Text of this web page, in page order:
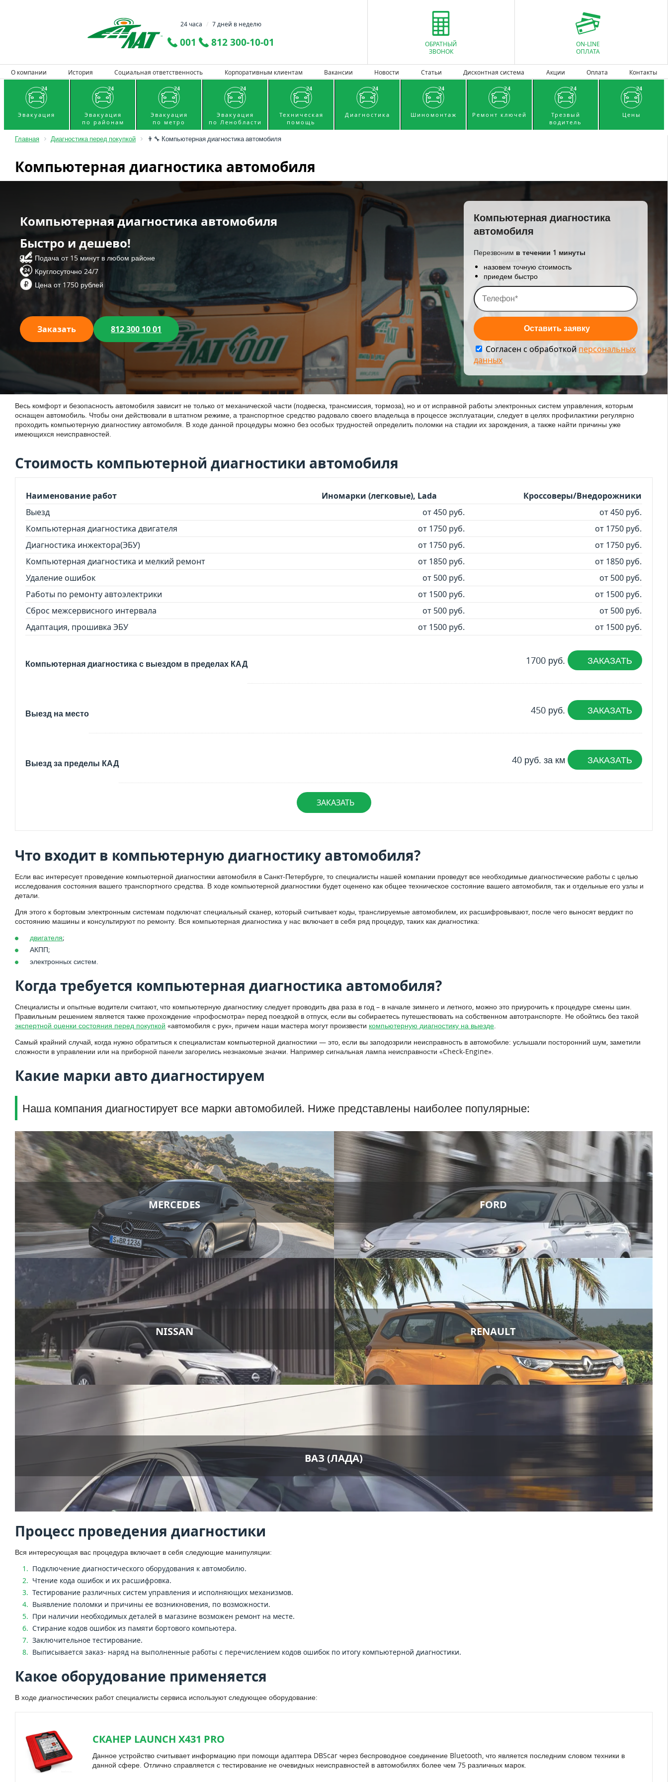
24 часа / 7 дней в неделю
001 812 300-10-01
ОБРАТНЫЙ
ЗВОНОК
ON-LINE
ОПЛАТА
О компании История Социальная ответственность Корпоративным клиентам Вакансии Новости Статьи Дисконтная система Акции Оплата Контакты
Эвакуация
Эвакуация
по районам
Эвакуация
по метро
Эвакуация
по Ленобласти
Техническая
помощь
Диагностика Шиномонтаж Ремонт ключей
Трезвый
водитель
Цены
Главная Диагностика перед покупкой 👨‍🔧 Компьютерная диагностика автомобиля
Компьютерная диагностика автомобиля
Компьютерная диагностика автомобиля
Быстро и дешево!
Подача от 15 минут в любом районе
Круглосуточно 24/7
Цена от 1750 рублей
Заказать 812 300 10 01
Компьютерная диагностика
автомобиля
Перезвоним в течении 1 минуты
назовем точную стоимость
приедем быстро
Согласен с обработкой персональных
данных
Весь комфорт и безопасность автомобиля зависит не только от механической части (подвеска, трансмиссия, тормоза), но и от исправной работы электронных систем управления, которым
оснащен автомобиль. Чтобы они действовали в штатном режиме, а транспортное средство радовало своего владельца в процессе эксплуатации, следует в целях профилактики регулярно
проходить компьютерную диагностику автомобиля. В ходе данной процедуры можно без особых трудностей определить поломки на стадии их зарождения, а также найти причины уже
имеющихся неисправностей.
Стоимость компьютерной диагностики автомобиля
Наименование работ Иномарки (легковые), Lada
Кроссоверы/Внедорожники
Выезд
от 450 руб.
от 450 руб.
Компьютерная диагностика двигателя
от 1750 руб.
от 1750 руб.
Диагностика инжектора(ЭБУ)
от 1750 руб.
от 1750 руб.
Компьютерная диагностика и мелкий ремонт
от 1850 руб.
от 1850 руб.
Удаление ошибок
от 500 руб.
от 500 руб.
Работы по ремонту автоэлектрики
от 1500 руб.
от 1500 руб.
Сброс межсервисного интервала
от 500 руб.
от 500 руб.
Адаптация, прошивка ЭБУ
от 1500 руб. от 1500 руб.
1700 руб. ЗАКАЗАТЬ
Компьютерная диагностика с выездом в пределах КАД
450 руб. ЗАКАЗАТЬ
Выезд на место
40 руб. за км ЗАКАЗАТЬ
Выезд за пределы КАД
ЗАКАЗАТЬ
Что входит в компьютерную диагностику автомобиля?
Если вас интересует проведение компьютерной диагностики автомобиля в Санкт-Петербурге, то специалисты нашей компании проведут все необходимые диагностические работы с целью
исследования состояния вашего транспортного средства. В ходе компьютерной диагностики будет оценено как общее техническое состояние вашего автомобиля, так и отдельные его узлы и
детали.
Для этого к бортовым электронным системам подключат специальный сканер, который считывает коды, транслируемые автомобилем, их расшифровывают, после чего выносят вердикт по
состоянию машины и консультируют по ремонту. Вся компьютерная диагностика у нас включает в себя ряд процедур, таких как диагностика:
двигателя;
АКПП;
электронных систем.
Когда требуется компьютерная диагностика автомобиля?
Специалисты и опытные водители считают, что компьютерную диагностику следует проводить два раза в год – в начале зимнего и летного, можно это приурочить к процедуре смены шин.
Правильным решением является также прохождение «профосмотра» перед поездкой в отпуск, если вы собираетесь путешествовать на собственном автотранспорте. Не обойтись без такой
экспертной оценки состояния перед покупкой «автомобиля с рук», причем наши мастера могут произвести компьютерную диагностику на выезде.
Самый крайний случай, когда нужно обратиться к специалистам компьютерной диагностики — это, если вы заподозрили неисправность в автомобиле: услышали посторонний шум, заметили
сложности в управлении или на приборной панели загорелись незнакомые значки. Например сигнальная лампа неисправности «Check-Engine».
Какие марки авто диагностируем
Наша компания диагностирует все марки автомобилей. Ниже представлены наиболее популярные:
MERCEDES FORD
NISSAN RENAULT
ВАЗ (ЛАДА)
Процесс проведения диагностики
Вся интересующая вас процедура включает в себя следующие манипуляции:
Подключение диагностического оборудования к автомобилю.
Чтение кода ошибок и их расшифровка.
Тестирование различных систем управления и исполняющих механизмов.
Выявление поломки и причины ее возникновения, по возможности.
При наличии необходимых деталей в магазине возможен ремонт на месте.
Стирание кодов ошибок из памяти бортового компьютера.
Заключительное тестирование.
Выписывается заказ- наряд на выполненные работы с перечислением кодов ошибок по итогу компьютерной диагностики.
Какое оборудование применяется
В ходе диагностических работ специалисты сервиса используют следующее оборудование:
СКАНЕР LAUNCH X431 PRO
Данное устройство считывает информацию при помощи адаптера DBScar через беспроводное соединение Bluetooth, что является последним словом техники в
данной сфере. Отлично справляется с тестирование не очевидных неисправностей в автомобилях более чем 75 различных марок.